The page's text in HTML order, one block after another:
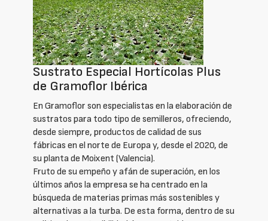
Sustrato Especial Hortícolas Plus
de Gramoflor Ibérica
En Gramoflor son especialistas en la elaboración de
sustratos para todo tipo de semilleros, ofreciendo,
desde siempre, productos de calidad de sus
fábricas en el norte de Europa y, desde el 2020, de
su planta de Moixent (Valencia).
Fruto de su empeño y afán de superación, en los
últimos años la empresa se ha centrado en la
búsqueda de materias primas más sostenibles y
alternativas a la turba. De esta forma, dentro de su